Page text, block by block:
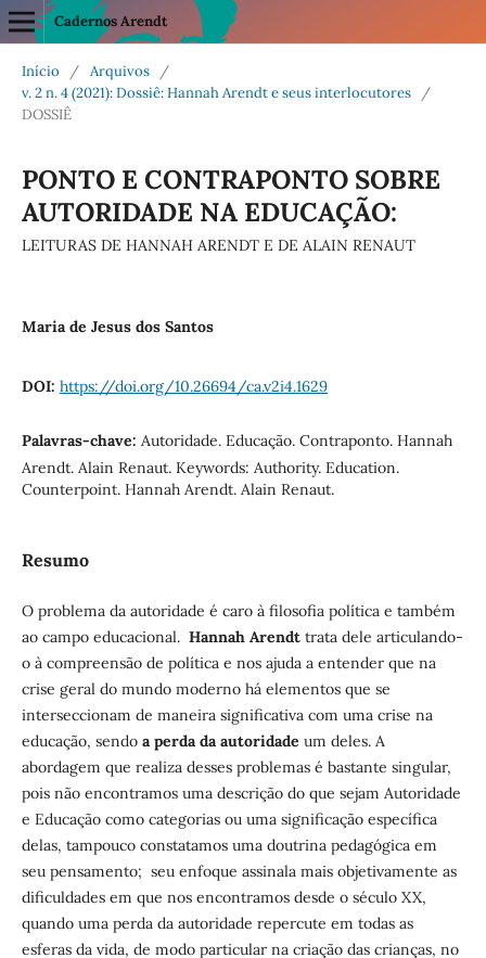
Cadernos Arendt
Início / Arquivos
/
v. 2 n. 4 (2021): Dossiê: Hannah Arendt e seus interlocutores
/
DOSSIÊ
PONTO E CONTRAPONTO SOBRE
AUTORIDADE NA EDUCAÇÃO:
LEITURAS DE HANNAH ARENDT E DE ALAIN RENAUT
Maria de Jesus dos Santos
DOI: https://doi.org/10.26694/ca.v2i4.1629
Palavras-chave: Autoridade. Educação. Contraponto. Hannah
Arendt. Alain Renaut. Keywords: Authority. Education.
Counterpoint. Hannah Arendt. Alain Renaut.
Resumo
O problema da autoridade é caro à filosofia política e também
ao campo educacional. Hannah Arendttrata dele articulando-
o à compreensão de política e nos ajuda a entender que na
crise geral do mundo moderno há elementos que se
interseccionam de maneira significativa com uma crise na
educação, sendoa perda da autoridade um deles. A
abordagem que realiza desses problemas é bastante singular,
pois não encontramos uma descrição do que sejam Autoridade
e Educação como categorias ou uma significação específica
delas, tampouco constatamos uma doutrina pedagógica em
seu pensamento; seu enfoque assinala mais objetivamente as
dificuldades em que nos encontramos desde o século XX,
quando uma perda da autoridade repercute em todas as
esferas da vida, de modo particular na criação das crianças, no